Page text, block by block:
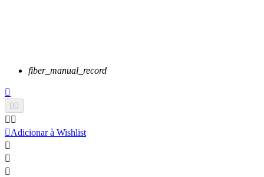
fiber_manual_record

 
 
Adicionar à Wishlist


